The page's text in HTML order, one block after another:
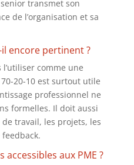
transmet son
de l’organisation et sa
il encore pertinent ?
comme une
20-10 est surtout utile
professionnel ne
formelles. Il doit aussi
de travail, les projets, les
accessibles aux PME ?